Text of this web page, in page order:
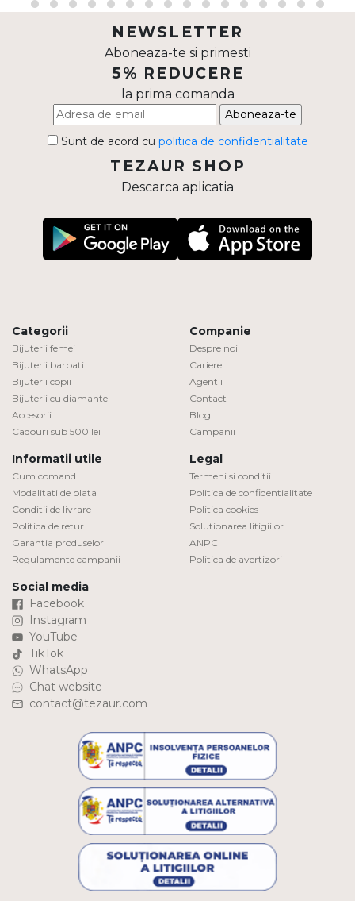
NEWSLETTER
Aboneaza-te si primesti
5% REDUCERE
la prima comanda
Aboneaza-te
Sunt de acord cu politica de confidentialitate
TEZAUR SHOP
Descarca aplicatia
Categorii
Bijuterii femei
Bijuterii barbati
Bijuterii copii
Bijuterii cu diamante
Accesorii
Cadouri sub 500 lei
Companie
Despre noi
Cariere
Agentii
Contact
Blog
Campanii
Informatii utile
Cum comand
Modalitati de plata
Conditii de livrare
Politica de retur
Garantia produselor
Regulamente campanii
Legal
Termeni si conditii
Politica de confidentialitate
Politica cookies
Solutionarea litigiilor
ANPC
Politica de avertizori
Social media
Facebook
Instagram
YouTube
TikTok
WhatsApp
Chat website
contact@tezaur.com